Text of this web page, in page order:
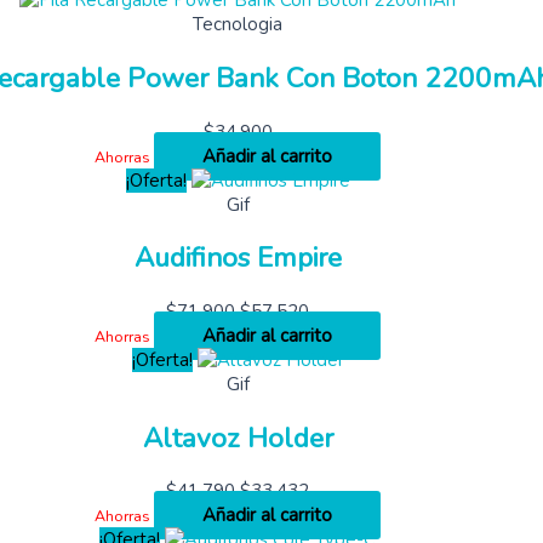
Tecnologia
Power Bank Con Boton
$34,900
Ahorras
Añadir al carrito
¡Oferta!
Gif
Audifinos Empire
$71,900 $57,520
Ahorras
Añadir al carrito
¡Oferta!
Gif
Altavoz Holder
$41,790 $33,432
Ahorras
Añadir al carrito